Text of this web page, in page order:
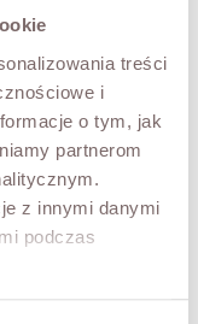
treści
i
o tym, jak
partnerom
z innymi danymi
podczas
distinctive touch.
make the
casual and more
timeless style
the perfect
always on trend.